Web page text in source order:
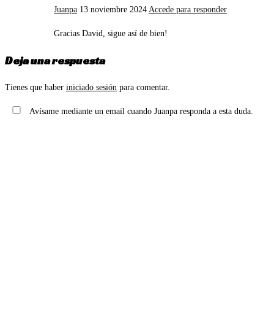
Juanpa 13 noviembre 2024 Accede para responder
Gracias David, sigue así de bien!
Deja una respuesta
Tienes que haber iniciado sesión para comentar.
Avísame mediante un email cuando Juanpa responda a esta duda.